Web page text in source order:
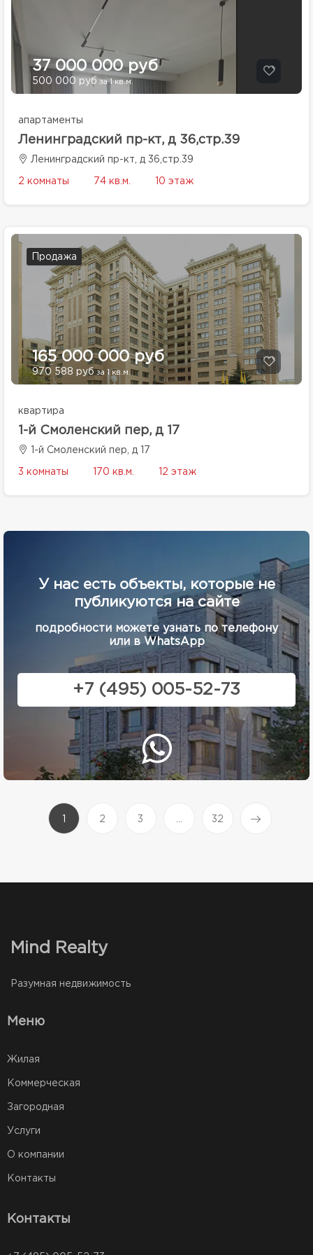
37 000 000 руб
500 000 руб за 1 кв.м.
апартаменты
Ленинградский пр-кт, д 36,стр.39
Ленинградский пр-кт, д 36,стр.39
2 комнаты 74 кв.м. 10 этаж
Продажа
165 000 000 руб
970 588 руб за 1 кв.м.
квартира
1-й Смоленский пер, д 17
1-й Смоленский пер, д 17
3 комнаты 170 кв.м. 12 этаж
У нас есть объекты, которые не
публикуются на сайте
подробности можете узнать по телефону
или в WhatsApp
+7 (495) 005-52-73
(current)
2 3 32
Mind Realty
Разумная недвижимость
Меню
Жилая
Коммерческая
Загородная
Услуги
О компании
Контакты
Контакты